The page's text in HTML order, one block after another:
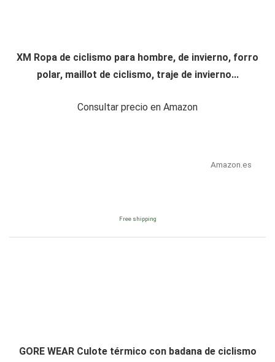
XM Ropa de ciclismo para hombre, de invierno, forro
polar, maillot de ciclismo, traje de invierno...
Consultar precio en Amazon
Amazon.es
Free shipping
GORE WEAR Culote térmico con badana de ciclismo